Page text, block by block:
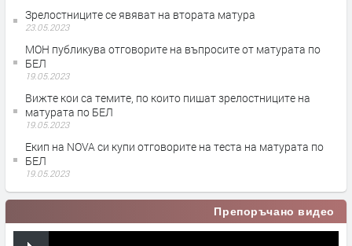
Зрелостниците се явяват на втората матура
23.05.2023
МОН публикува отговорите на въпросите от матурата по
БЕЛ
19.05.2023
Вижте кои са темите, по които пишат зрелостниците на
матурата по БЕЛ
19.05.2023
Екип на NOVA си купи отговорите на теста на матурата по
БЕЛ
19.05.2023
Препоръчано видео